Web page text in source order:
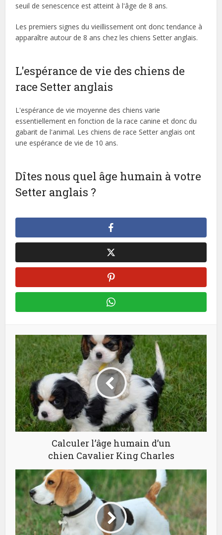
seuil de senescence est atteint à l'âge de 8 ans.
Les premiers signes du vieillissement ont donc tendance à
apparaître autour de 8 ans chez les chiens Setter anglais.
L'espérance de vie des chiens de
race Setter anglais
L'espérance de vie moyenne des chiens varie
essentiellement en fonction de la race canine et donc du
gabarit de l'animal. Les chiens de race Setter anglais ont
une espérance de vie de 10 ans.
Dîtes nous quel âge humain à votre
Setter anglais ?
Calculer l’âge humain d’un
chien Cavalier King Charles